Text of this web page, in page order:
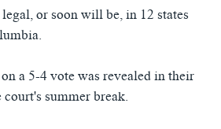
or soon will be, in 12 states
a 5-4 vote was revealed in their
summer break.